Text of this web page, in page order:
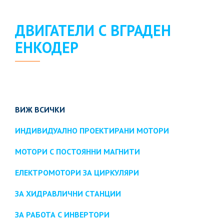
ДВИГАТЕЛИ С ВГРАДЕН
ЕНКОДЕР
ВИЖ ВСИЧКИ
ИНДИВИДУАЛНО ПРОЕКТИРАНИ МОТОРИ
МОТОРИ С ПОСТОЯННИ МАГНИТИ
ЕЛЕКТРОМОТОРИ ЗА ЦИРКУЛЯРИ
ЗА ХИДРАВЛИЧНИ СТАНЦИИ
ЗА РАБОТА С ИНВЕРТОРИ